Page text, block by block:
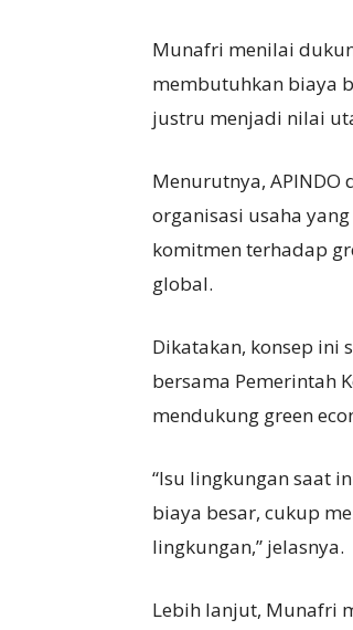
Munafri menilai
membutuhkan biaya
justru menjadi nilai
Menurutnya,
organisasi usaha
komitmen terhadap
global.
Dikatakan, konsep ini
bersama Pemerintah
mendukung green
“Isu lingkungan saat
biaya besar, cukup
lingkungan,” jelasnya.
Lebih lanjut, Munafri